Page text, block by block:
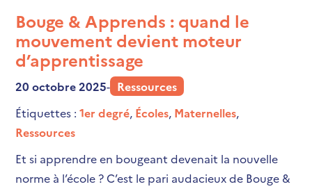
Bouge & Apprends : quand le
mouvement devient moteur
d’apprentissage
20 octobre 2025- Ressources
Étiquettes :1er degré, Écoles, Maternelles,
Ressources
Et si apprendre en bougeant devenait la nouvelle
norme à l’école ? C’est le pari audacieux de Bouge &